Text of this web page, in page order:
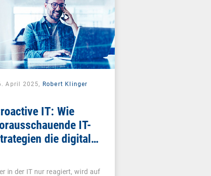
April 2025, Robert Klinger
IT: Wie
IT-
die digitale
in der IT nur reagiert, wird auf